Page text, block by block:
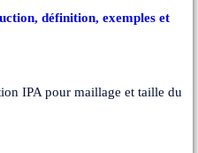
définition, exemples et
IPA pour maillage et taille du